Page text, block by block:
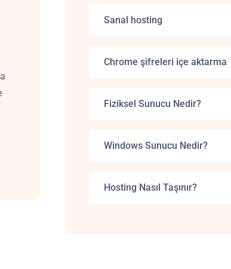
Sanal hosting
Chrome şifreleri içe aktarma
Fiziksel Sunucu Nedir?
Windows Sunucu Nedir?
Hosting Nasıl Taşınır?